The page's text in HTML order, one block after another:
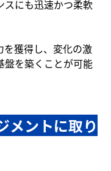
にも迅速かつ柔軟
を獲得し、変化の激
盤を築くことが可能
メントに取り